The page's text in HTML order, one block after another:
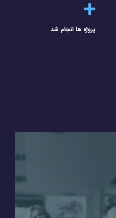
+
پروژه ها انجام شد